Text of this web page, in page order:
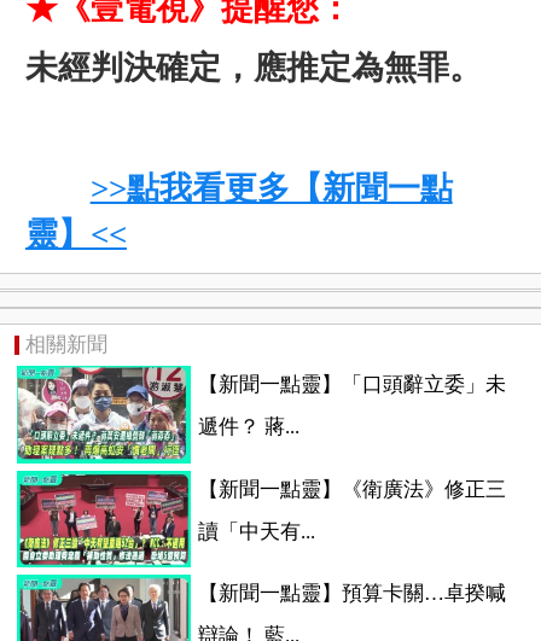
★《壹電視》提醒您：
未經判決確定，應推定為無罪。
>>點我看更多【新聞一點
靈】<<
相關新聞
【新聞一點靈】「口頭辭立委」未
遞件？ 蔣...
【新聞一點靈】《衛廣法》修正三
讀「中天有...
【新聞一點靈】預算卡關…卓揆喊
辯論！ 藍...